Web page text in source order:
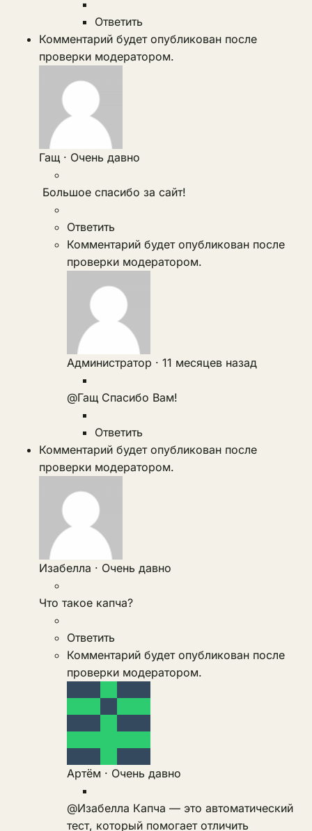
Ответить
Комментарий будет опубликован после
проверки модератором.
Гащ · Очень давно
Большое спасибо за сайт!
Ответить
Комментарий будет опубликован после
проверки модератором.
Администратор · 11 месяцев назад
@Гащ Спасибо Вам!
Ответить
Комментарий будет опубликован после
проверки модератором.
Изабелла · Очень давно
Что такое капча?
Ответить
Комментарий будет опубликован после
проверки модератором.
Артём · Очень давно
@Изабелла Капча — это автоматический
тест, который помогает отличить